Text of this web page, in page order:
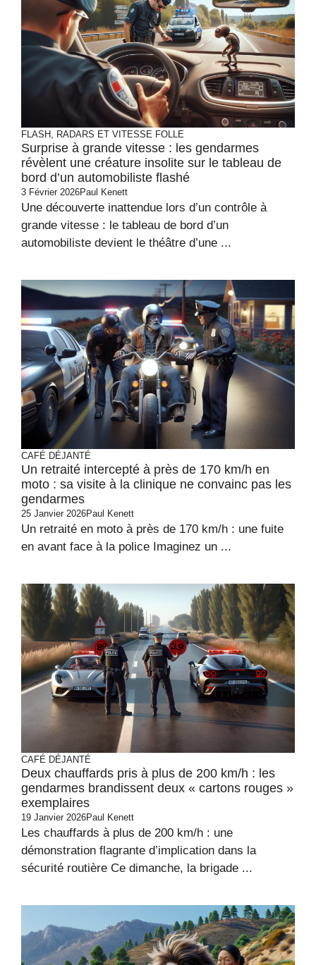
FLASH, RADARS ET VITESSE FOLLE
Surprise à grande vitesse : les gendarmes
révèlent une créature insolite sur le tableau de
bord d’un automobiliste flashé
3 Février 2026Paul Kenett
Une découverte inattendue lors d’un contrôle à
grande vitesse : le tableau de bord d’un
automobiliste devient le théâtre d’une ...
CAFÉ DÉJANTÉ
Un retraité intercepté à près de 170 km/h en
moto : sa visite à la clinique ne convainc pas les
gendarmes
25 Janvier 2026Paul Kenett
Un retraité en moto à près de 170 km/h : une fuite
en avant face à la police Imaginez un ...
CAFÉ DÉJANTÉ
Deux chauffards pris à plus de 200 km/h : les
gendarmes brandissent deux « cartons rouges »
exemplaires
19 Janvier 2026Paul Kenett
Les chauffards à plus de 200 km/h : une
démonstration flagrante d’implication dans la
sécurité routière Ce dimanche, la brigade ...